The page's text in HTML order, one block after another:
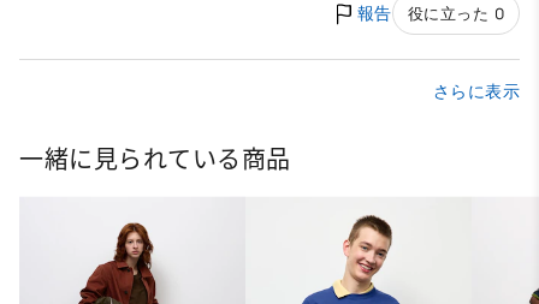
報告 役に立った 0
さらに表示
一緒に見られている商品